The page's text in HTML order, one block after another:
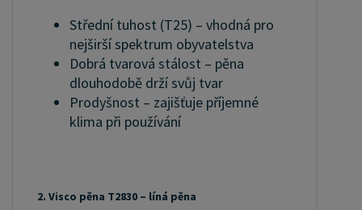
Střední tuhost (T25) – vhodná pro
nejširší spektrum obyvatelstva
Dobrá tvarová stálost – pěna
dlouhodobě drží svůj tvar
Prodyšnost – zajišťuje příjemné
klima při používání
2. Visco pěna T2830 – líná pěna